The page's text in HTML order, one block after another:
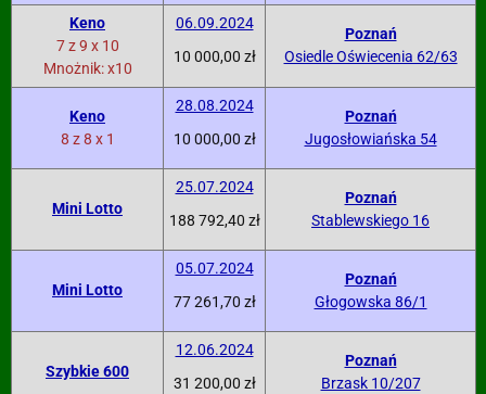
Keno
7 z 9 x 10
Mnożnik: x10
06.09.2024
10 000,00 zł
Poznań
Osiedle Oświecenia 62/63
Keno
8 z 8 x 1
28.08.2024
10 000,00 zł
Poznań
Jugosłowiańska 54
Mini Lotto
25.07.2024
188 792,40 zł
Poznań
Stablewskiego 16
Mini Lotto
05.07.2024
77 261,70 zł
Poznań
Głogowska 86/1
Szybkie 600
12.06.2024
31 200,00 zł
Poznań
Brzask 10/207